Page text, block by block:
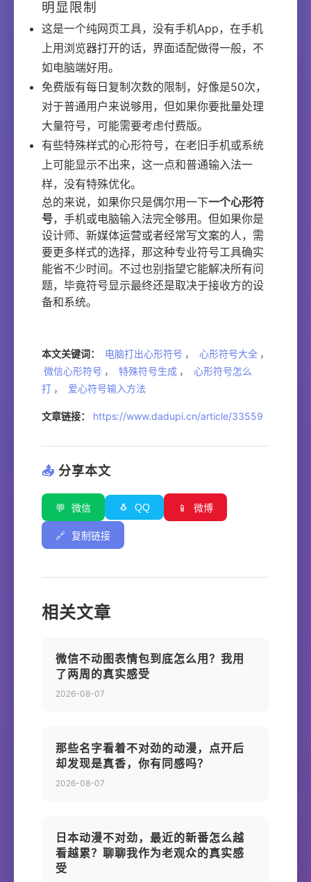
明显限制
这是一个纯网页工具，没有手机App，在手机
上用浏览器打开的话，界面适配做得一般，不
如电脑端好用。
免费版有每日复制次数的限制，好像是50次，
对于普通用户来说够用，但如果你要批量处理
大量符号，可能需要考虑付费版。
有些特殊样式的心形符号，在老旧手机或系统
上可能显示不出来，这一点和普通输入法一
样，没有特殊优化。
总的来说，如果你只是偶尔用一下一个心形符
号，手机或电脑输入法完全够用。但如果你是
设计师、新媒体运营或者经常写文案的人，需
要更多样式的选择，那这种专业符号工具确实
能省不少时间。不过也别指望它能解决所有问
题，毕竟符号显示最终还是取决于接收方的设
备和系统。
本文关键词： 电脑打出心形符号 ， 心形符号大全 ，
微信心形符号 ， 特殊符号生成 ，
心形符号怎么
打 ， 爱心符号输入方法
文章链接： https://www.dadupi.cn/article/33559
📤 分享本文
💬 微信 🐧 QQ 📱 微博
🔗 复制链接
相关文章
微信不动图表情包到底怎么用？我用
了两周的真实感受
2026-08-07
那些名字看着不对劲的动漫，点开后
却发现是真香，你有同感吗？
2026-08-07
日本动漫不对劲，最近的新番怎么越
看越累？聊聊我作为老观众的真实感
受